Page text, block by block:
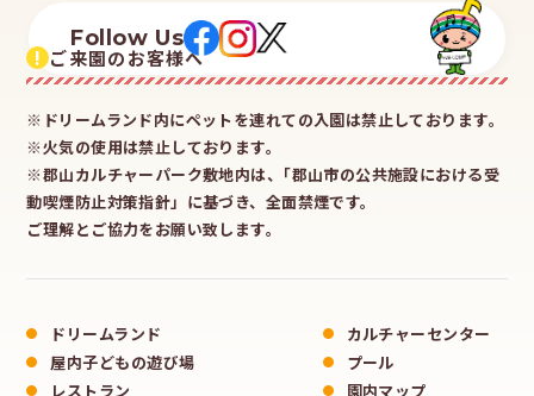
Follow Us
! ご来園のお客様へ
※ドリームランド内にペットを連れての入園は禁止しております。
※火気の使用は禁止しております。
※郡山カルチャーパーク敷地内は、｢郡山市の公共施設における受
動喫煙防止対策指針」に基づき、全面禁煙です。
ご理解とご協力をお願い致します。
ドリームランド
カルチャーセンター
屋内子どもの遊び場
プール
レストラン
園内マップ